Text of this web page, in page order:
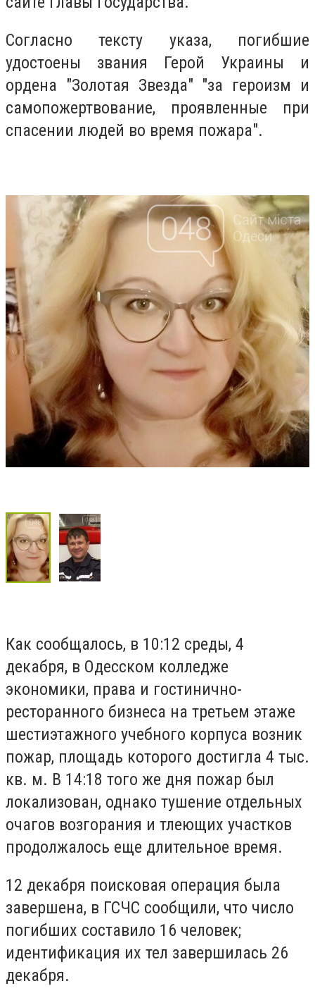
Согласно тексту указа, погибшие
удостоены звания Герой Украины и
ордена "Золотая Звезда" "за героизм и
самопожертвование, проявленные при
спасении людей во время пожара".
Как сообщалось, в 10:12 среды, 4
декабря, в Одесском колледже
экономики, права и гостинично-
ресторанного бизнеса на третьем этаже
шестиэтажного учебного корпуса возник
пожар, площадь которого достигла 4 тыс.
кв. м. В 14:18 того же дня пожар был
локализован, однако тушение отдельных
очагов возгорания и тлеющих участков
продолжалось еще длительное время.
12 декабря поисковая операция была
завершена, в ГСЧС сообщили, что число
погибших составило 16 человек;
идентификация их тел завершилась 26
декабря.